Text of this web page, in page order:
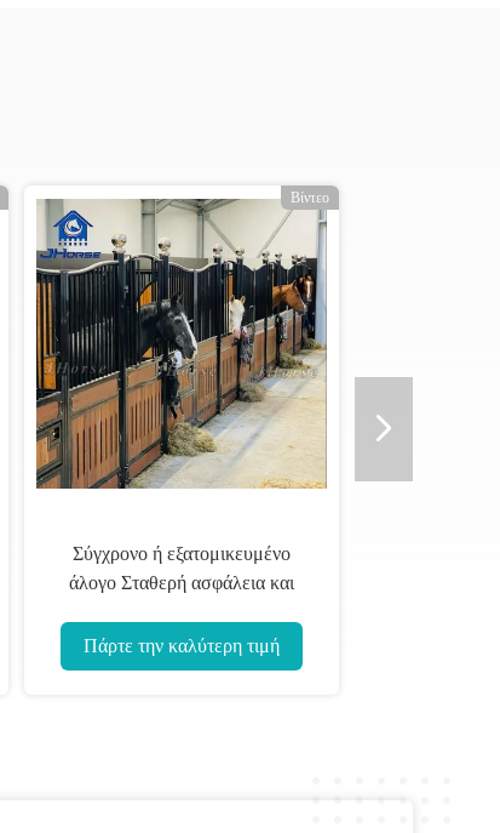
Βίντεο
Σύγχρονο ή εξατομικευμένο
άλογο Σταθερή ασφάλεια και
αντοχή 20mm πλαστικό ξύλινο
υλικό γεμίσματος
Πάρτε την καλύτερη τιμή